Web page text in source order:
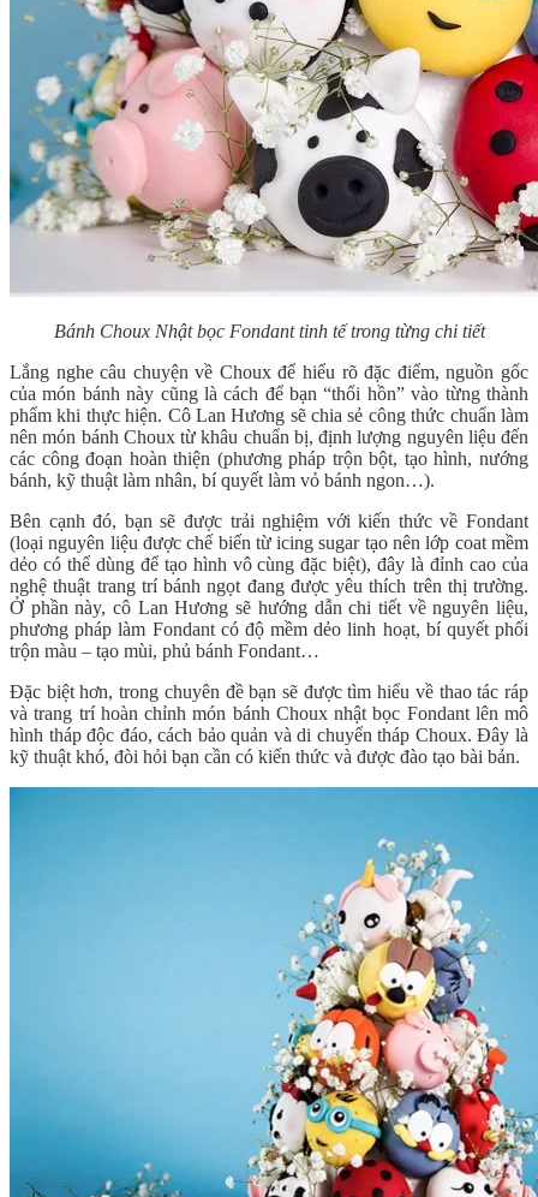
Bánh Choux Nhật bọc Fondant tinh tế trong từng chi tiết
Lắng nghe câu chuyện về Choux để hiểu rõ đặc điểm, nguồn gốc
của món bánh này cũng là cách để bạn “thổi hồn” vào từng thành
phẩm khi thực hiện. Cô Lan Hương sẽ chia sẻ công thức chuẩn làm
nên món bánh Choux từ khâu chuẩn bị, định lượng nguyên liệu đến
các công đoạn hoàn thiện (phương pháp trộn bột, tạo hình, nướng
bánh, kỹ thuật làm nhân, bí quyết làm vỏ bánh ngon…).
Bên cạnh đó, bạn sẽ được trải nghiệm với kiến thức về Fondant
(loại nguyên liệu được chế biến từ icing sugar tạo nên lớp coat mềm
dẻo có thể dùng để tạo hình vô cùng đặc biệt), đây là đỉnh cao của
nghệ thuật trang trí bánh ngọt đang được yêu thích trên thị trường.
Ở phần này, cô Lan Hương sẽ hướng dẫn chi tiết về nguyên liệu,
phương pháp làm Fondant có độ mềm dẻo linh hoạt, bí quyết phối
trộn màu – tạo mùi, phủ bánh Fondant…
Đặc biệt hơn, trong chuyên đề bạn sẽ được tìm hiểu về thao tác ráp
và trang trí hoàn chỉnh món bánh Choux nhật bọc Fondant lên mô
hình tháp độc đáo, cách bảo quản và di chuyển tháp Choux. Đây là
kỹ thuật khó, đòi hỏi bạn cần có kiến thức và được đào tạo bài bản.